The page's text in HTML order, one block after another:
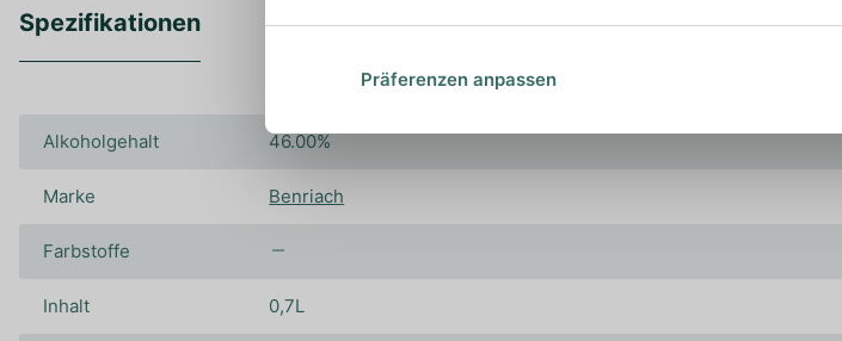
Spezifikationen
Alkoholgehalt 46.00%
Marke Benriach
Farbstoffe
Inhalt 0,7L
Präferenzen anpassen